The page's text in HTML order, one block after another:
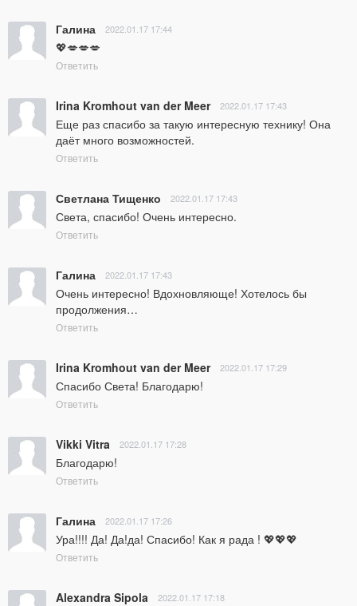
Галина 2022.01.17 17:44
💖💋💋💋
Ответить
Irina Kromhout van der Meer 2022.01.17 17:43
Еще раз спасибо за такую интересную технику! Она
даёт много возможностей.
Ответить
Светлана Тищенко 2022.01.17 17:43
Света, спасибо! Очень интересно.
Ответить
Галина 2022.01.17 17:43
Очень интересно! Вдохновляюще! Хотелось бы
продолжения…
Ответить
Irina Kromhout van der Meer 2022.01.17 17:29
Спасибо Света! Благодарю!
Ответить
Vikki Vitra 2022.01.17 17:28
Благодарю!
Ответить
Галина 2022.01.17 17:26
Ура!!!! Да! Да!да! Спасибо! Как я рада ! 💖💖💖
Ответить
Alexandra Sipola 2022.01.17 17:18